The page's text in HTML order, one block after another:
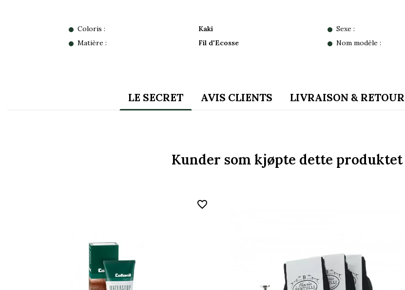
Coloris :
Kaki
Matière :
Fil d'Ecosse
Sexe :
Nom modèle :
LE SECRET AVIS CLIENTS LIVRAISON &
Kunder som kjøpte dette produktet
favorite_border